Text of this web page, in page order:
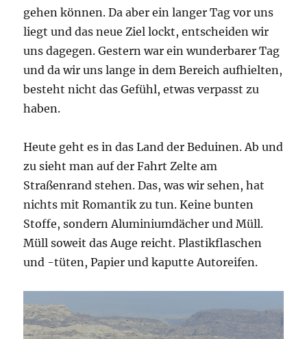
gehen können. Da aber ein langer Tag vor uns
liegt und das neue Ziel lockt, entscheiden wir
uns dagegen. Gestern war ein wunderbarer Tag
und da wir uns lange in dem Bereich aufhielten,
besteht nicht das Gefühl, etwas verpasst zu
haben.
Heute geht es in das Land der Beduinen. Ab und
zu sieht man auf der Fahrt Zelte am
Straßenrand stehen. Das, was wir sehen, hat
nichts mit Romantik zu tun. Keine bunten
Stoffe, sondern Aluminiumdächer und Müll.
Müll soweit das Auge reicht. Plastikflaschen
und -tüten, Papier und kaputte Autoreifen.